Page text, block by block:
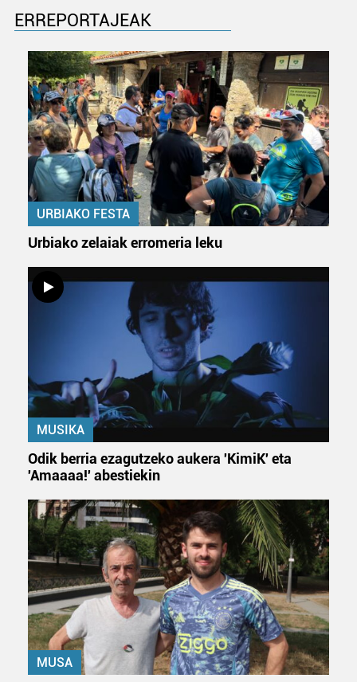
ERREPORTAJEAK
URBIAKO FESTA
Urbiako zelaiak erromeria leku
MUSIKA
Odik berria ezagutzeko aukera 'KimiK' eta
'Amaaaa!' abestiekin
MUSA